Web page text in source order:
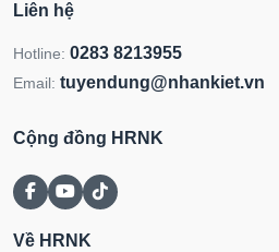
Liên hệ
Hotline: 0283 8213955
Email: tuyendung@nhankiet.vn
Cộng đồng HRNK
Về HRNK